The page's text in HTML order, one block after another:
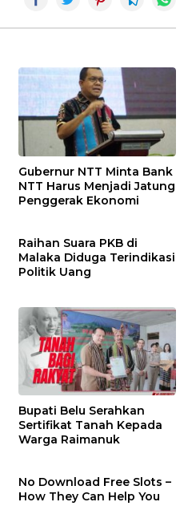
Gubernur NTT Minta Bank
NTT Harus Menjadi Jatung
Penggerak Ekonomi
Raihan Suara PKB di
Malaka Diduga Terindikasi
Politik Uang
Bupati Belu Serahkan
Sertifikat Tanah Kepada
Warga Raimanuk
No Download Free Slots –
How They Can Help You